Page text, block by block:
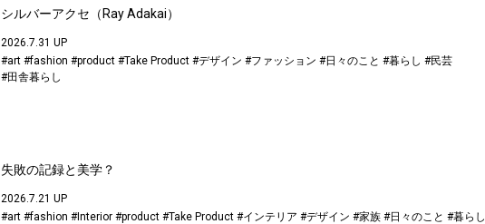
シルバーアクセ（Ray Adakai）
2026.7.31 UP
#art #fashion #product #Take Product #デザイン #ファッション #日々のこと #暮らし #民芸
#田舎暮らし
失敗の記録と美学？
2026.7.21 UP
#art #fashion #Interior #product #Take Product #インテリア #デザイン #家族 #日々のこと #暮らし